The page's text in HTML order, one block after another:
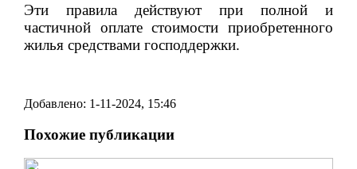
Эти правила действуют при полной и
частичной оплате стоимости приобретенного
жилья средствами господдержки.
Добавлено: 1-11-2024, 15:46
Похожие публикации